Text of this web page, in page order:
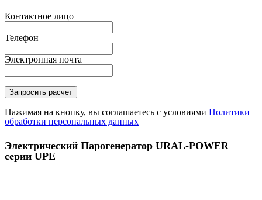
Контактное лицо
Телефон
Электронная почта
Нажимая на кнопку, вы соглашаетесь с условиями Политики
обработки персональных данных
Электрический Парогенератор URAL-POWER
серии UPE